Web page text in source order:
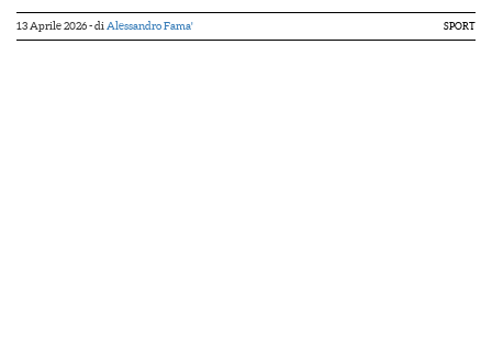
13 Aprile 2026- di Alessandro Fama' SPORT